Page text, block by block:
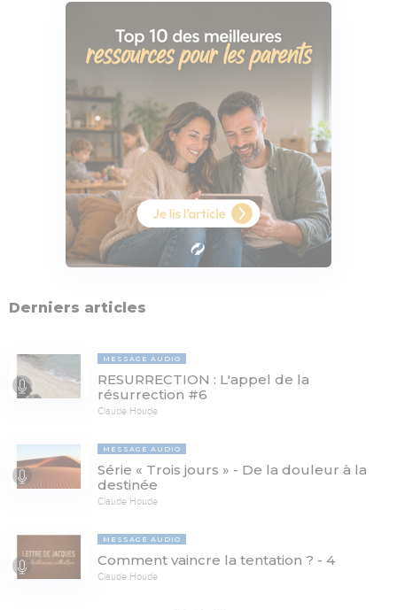
Derniers articles
MESSAGE AUDIO
RESURRECTION : L'appel de la
résurrection #6
Claude Houde
MESSAGE AUDIO
Série « Trois jours » - De la douleur à la
destinée
Claude Houde
MESSAGE AUDIO
Comment vaincre la tentation ? - 4
Claude Houde